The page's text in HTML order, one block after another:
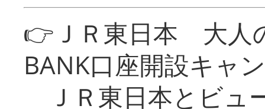
👉ＪＲ東日本 大人
BANK口座開設キャ
ＪＲ東日本とビュ